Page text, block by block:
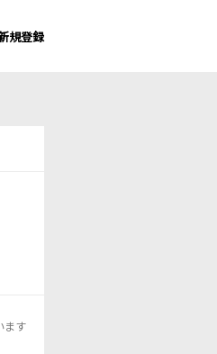
規登録
ます